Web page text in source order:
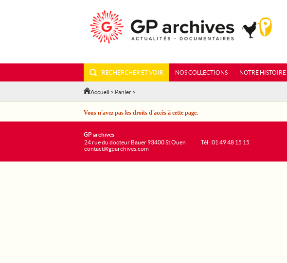
RECHERCHER ET VOIR NOS COLLECTIONS NOTRE HISTOIRE
Accueil > Panier >
Vous n'avez pas les droits d'accès à cette page.
GP archives
24 rue du docteur Bauer 93400 St Ouen
contact@gparchives.com
Tél : 01 49 48 15 15